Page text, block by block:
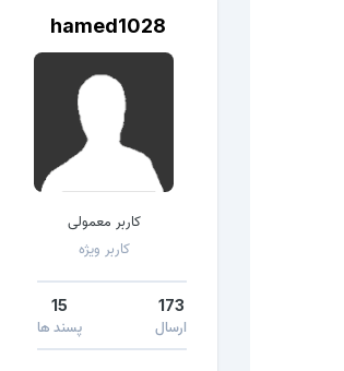
hamed1028
کاربر معمولی
کاربر ویژه
173
ارسال
15
پسند ها